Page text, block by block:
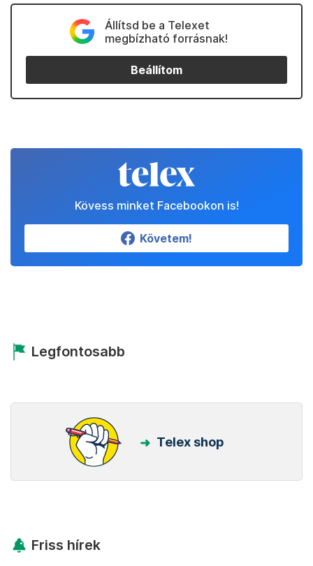
Állítsd be a Telexet
megbízható forrásnak!
Beállítom
Kövess minket Facebookon is!
Követem!
Legfontosabb
Telex shop
Friss hírek